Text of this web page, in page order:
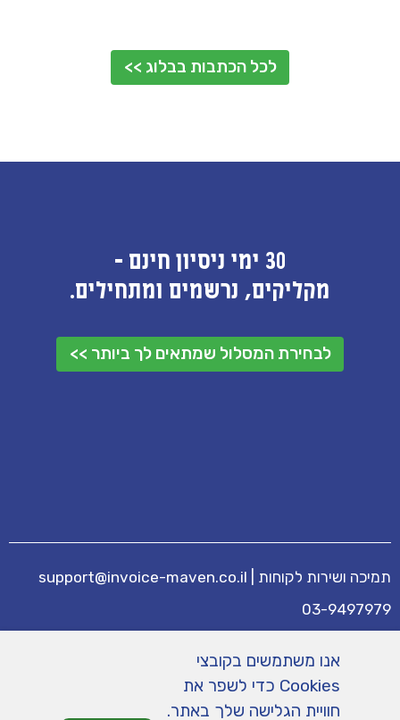
לכל הכתבות בבלוג >>
30 ימי ניסיון חינם -
מקליקים, נרשמים ומתחילים.
לבחירת המסלול שמתאים לך ביותר >>
תמיכה ושירות לקוחות support@invoice-maven.co.il
03-9497979
תמיכה
הצהרת נגישות
| מדיניות פרטיות
אנו משתמשים בקובצי
Cookies כדי לשפר את
חוויית הגלישה שלך באתר.